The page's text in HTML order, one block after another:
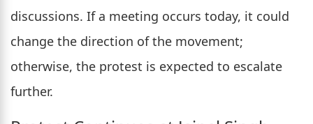
discussions. If a meeting occurs today, it could
change the direction of the movement;
otherwise, the protest is expected to escalate
further.